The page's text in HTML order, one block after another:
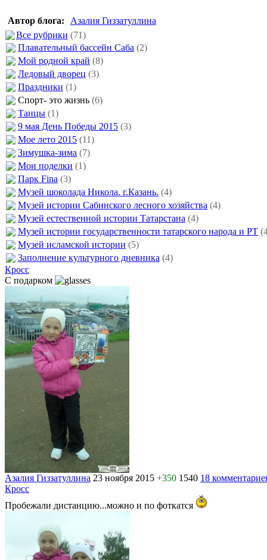
Автор блога:
Азалия Гиззатуллина
Все рубрики (71)
Плавательный бассейн Саба (2)
Мой родной край (8)
Ледовый дворец (3)
Праздники (1)
Спорт- это жизнь (6)
Танцы (1)
9 мая День Победы 2015 (3)
Мое лето 2015 (11)
Зимушка-зима (7)
Мои поделки (1)
Парк Fina (3)
Музей шоколада Никола. г.Казань. (4)
Музей истории Сабинского лесного хозяйства (4)
Музей естественной истории Татарстана (4)
Музей истории государственности татарского народа и РТ
Музей исламской истории (5)
Заполнение культурного дневника (4)
Кросс
С подарком
Азалия Гиззатуллина 23 ноября 2015 +350 1540 18
Кросс
Пробежали дистанцию...можно и по фоткатся